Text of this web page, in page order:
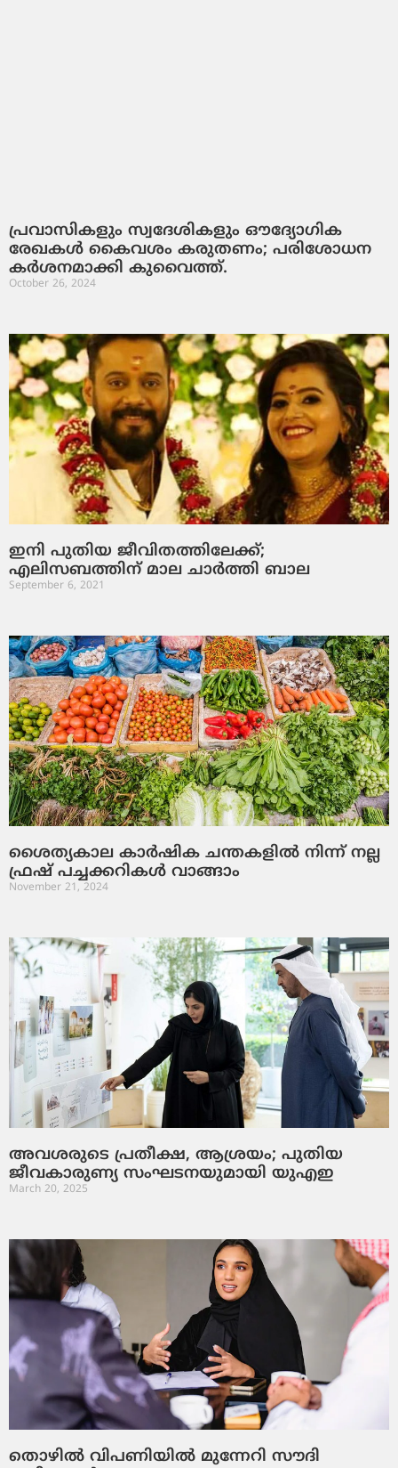
പ്രവാസികളും സ്വദേശികളും ഔദ്യോഗിക
രേഖകള്‍ കൈവശം കരുതണം; പരിശോധന
കർശനമാക്കി കുവൈത്ത്.
October 26, 2024
ഇനി പുതിയ ജീവിതത്തിലേക്ക്;
എലിസബത്തിന് മാല ചാര്‍ത്തി ബാല
September 6, 2021
ശൈത്യകാല കാര്‍ഷിക ചന്തകളില്‍ നിന്ന് നല്ല
ഫ്രഷ് പച്ചക്കറികള്‍ വാങ്ങാം
November 21, 2024
അവശരുടെ പ്രതീക്ഷ, ആശ്രയം; പുതിയ
ജീവകാരുണ്യ സംഘടനയുമായി യുഎഇ
March 20, 2025
തൊഴിൽ വിപണിയിൽ മുന്നേറി സൗദി